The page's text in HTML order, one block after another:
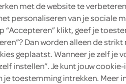
Let op:
verwerkt in de
met de website te
personaliseren van je sociale
“Accepteren” klikt, geef je
Dan worden alleen de
geplaatst. Wanneer je zelf je
instellen”. Je kunt jouw
je toestemming intrekken. Meer